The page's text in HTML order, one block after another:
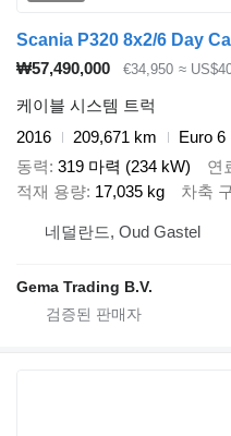
₩57,490,000 €34,950 ≈
케이블 시스템 트럭
2016
209,671 km
Euro 6
동력 319 마력 (234 kW) 연
적재 용량 17,035 kg 차축
네덜란드, Oud Gastel
Gema Trading B.V.